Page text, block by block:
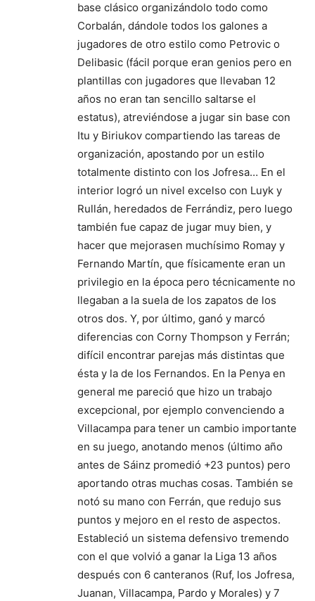
base clásico organizándolo todo como
Corbalán, dándole todos los galones a
jugadores de otro estilo como Petrovic o
Delibasic (fácil porque eran genios pero en
plantillas con jugadores que llevaban 12
años no eran tan sencillo saltarse el
estatus), atreviéndose a jugar sin base con
Itu y Biriukov compartiendo las tareas de
organización, apostando por un estilo
totalmente distinto con los Jofresa… En el
interior logró un nivel excelso con Luyk y
Rullán, heredados de Ferrándiz, pero luego
también fue capaz de jugar muy bien, y
hacer que mejorasen muchísimo Romay y
Fernando Martín, que físicamente eran un
privilegio en la época pero técnicamente no
llegaban a la suela de los zapatos de los
otros dos. Y, por último, ganó y marcó
diferencias con Corny Thompson y Ferrán;
difícil encontrar parejas más distintas que
ésta y la de los Fernandos. En la Penya en
general me pareció que hizo un trabajo
excepcional, por ejemplo convenciendo a
Villacampa para tener un cambio importante
en su juego, anotando menos (último año
antes de Sáinz promedió +23 puntos) pero
aportando otras muchas cosas. También se
notó su mano con Ferrán, que redujo sus
puntos y mejoro en el resto de aspectos.
Estableció un sistema defensivo tremendo
con el que volvió a ganar la Liga 13 años
después con 6 canteranos (Ruf, los Jofresa,
Juanan, Villacampa, Pardo y Morales) y 7